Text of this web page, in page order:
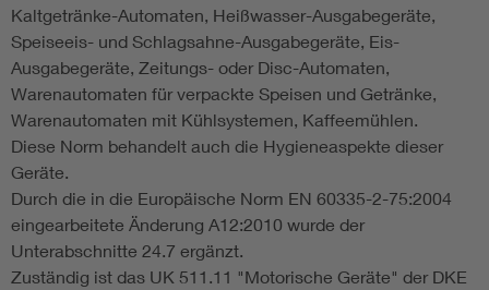
Kaltgetränke-Automaten, Heißwasser-Ausgabegeräte,
Speiseeis- und Schlagsahne-Ausgabegeräte, Eis-
Ausgabegeräte, Zeitungs- oder Disc-Automaten,
Warenautomaten für verpackte Speisen und Getränke,
Warenautomaten mit Kühlsystemen, Kaffeemühlen.
Diese Norm behandelt auch die Hygieneaspekte dieser
Geräte.
Durch die in die Europäische Norm EN 60335-2-75:2004
eingearbeitete Änderung A12:2010 wurde der
Unterabschnitte 24.7 ergänzt.
Zuständig ist das UK 511.11 "Motorische Geräte" der DKE